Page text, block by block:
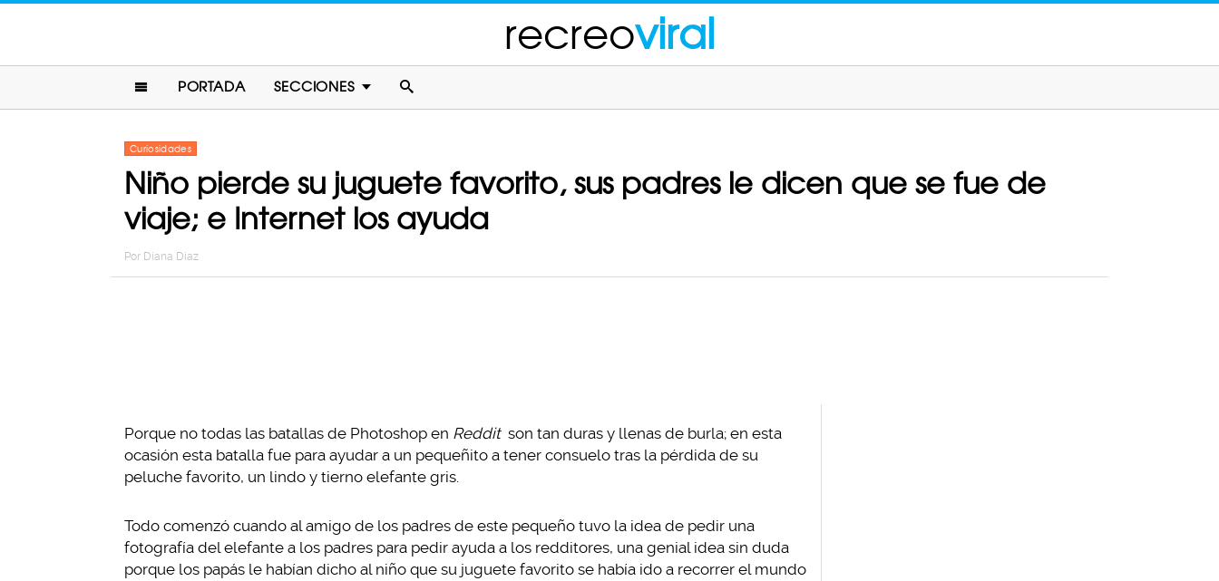
recreoviral
PORTADA SECCIONES
Curiosidades
Niño pierde su juguete favorito, sus padres le dicen que se fue de
viaje; e Internet los ayuda
Por Diana Diaz
Porque no todas las batallas de Photoshop en Reddit son tan duras y llenas de burla; en esta
ocasión esta batalla fue para ayudar a un pequeñito a tener consuelo tras la pérdida de su
peluche favorito, un lindo y tierno elefante gris.
Todo comenzó cuando al amigo de los padres de este pequeño tuvo la idea de pedir una
fotografía del elefante a los padres para pedir ayuda a los redditores, una genial idea sin duda
porque los papás le habían dicho al niño que su juguete favorito se había ido a recorrer el mundo